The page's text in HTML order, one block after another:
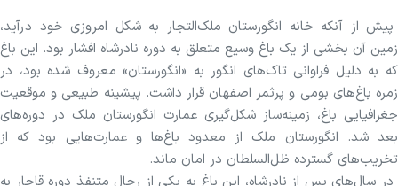
پیش از آنکه خانه انگورستان ملک‌التجار به شکل امروزی خود درآید،
زمین آن بخشی از یک باغ وسیع متعلق به دوره نادرشاه افشار بود. این باغ
که به دلیل فراوانی تاک‌های انگور به «انگورستان» معروف شده بود، در
زمره باغ‌های بومی و پرثمر اصفهان قرار داشت. پیشینه طبیعی و موقعیت
جغرافیایی باغ، زمینه‌ساز شکل‌گیری عمارت انگورستان ملک در دوره‌های
بعد شد. انگورستان ملک از معدود باغ‌ها و عمارت‌هایی بود که از
تخریب‌های گسترده ظل‌السلطان در امان ماند.